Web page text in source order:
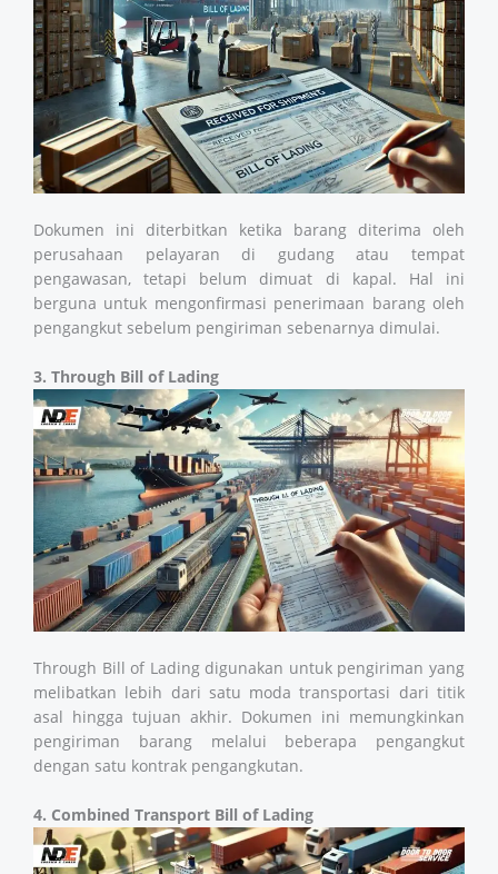
Dokumen ini diterbitkan ketika barang diterima oleh
perusahaan pelayaran di gudang atau tempat
pengawasan, tetapi belum dimuat di kapal. Hal ini
berguna untuk mengonfirmasi penerimaan barang oleh
pengangkut sebelum pengiriman sebenarnya dimulai.
3. Through Bill of Lading
Through Bill of Lading digunakan untuk pengiriman yang
melibatkan lebih dari satu moda transportasi dari titik
asal hingga tujuan akhir. Dokumen ini memungkinkan
pengiriman barang melalui beberapa pengangkut
dengan satu kontrak pengangkutan.
4. Combined Transport Bill of Lading